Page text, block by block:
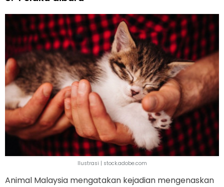
Ilustrasi | stock.adobe.com
Animal Malaysia mengatakan kejadian mengenaskan